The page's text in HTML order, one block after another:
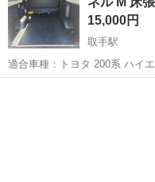
15,000円
取手駅
適合車種：トヨタ 200系 ハイエース スーパ
外し※6型パワスラ無しで使用